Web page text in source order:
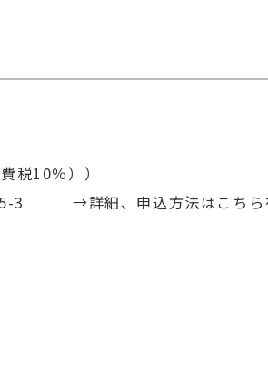
10％））
3 →詳細、申込方法はこちら